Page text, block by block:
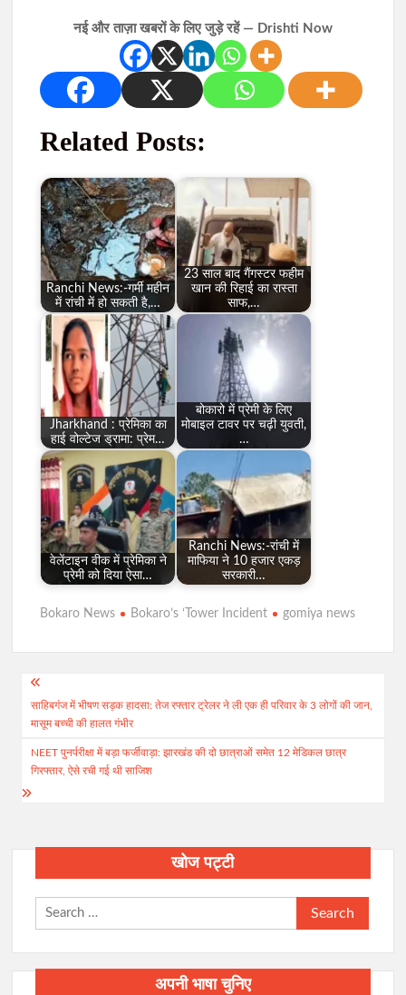
नई और ताज़ा खबरों के लिए जुड़े रहें — Drishti Now
Related Posts:
Ranchi News:-गर्मी महीन
में रांची में हो सकती है,…
23 साल बाद गैंगस्टर फहीम
खान की रिहाई का रास्ता
साफ,…
Jharkhand : प्रेमिका का
हाई वोल्टेज ड्रामा: प्रेम…
बोकारो में प्रेमी के लिए
मोबाइल टावर पर चढ़ी युवती,
…
वेलेंटाइन वीक में प्रेमिका ने
प्रेमी को दिया ऐसा…
Ranchi News:-रांची में
माफिया ने 10 हजार एकड़
सरकारी…
Bokaro News Bokaro’s ‘Tower Incident gomiya news
Post
navigation
साहिबगंज में भीषण सड़क हादसा: तेज रफ्तार ट्रेलर ने ली एक ही परिवार के 3 लोगों की जान,
मासूम बच्ची की हालत गंभीर
NEET पुनर्परीक्षा में बड़ा फर्जीवाड़ा: झारखंड की दो छात्राओं समेत 12 मेडिकल छात्र
गिरफ्तार, ऐसे रची गई थी साजिश
खोज पट्टी
Search
for:
अपनी भाषा चुनिए